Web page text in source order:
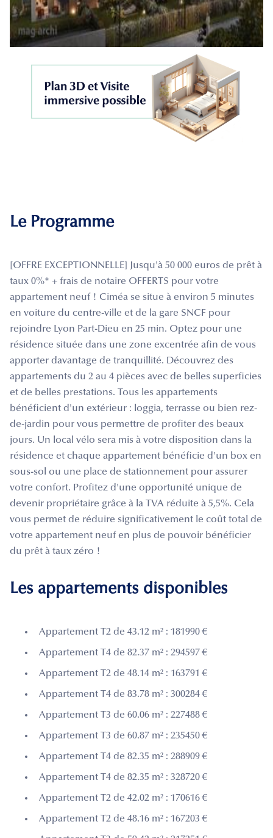
Le Programme
[OFFRE EXCEPTIONNELLE] Jusqu'à 50 000 euros de prêt à
taux 0%* + frais de notaire OFFERTS pour votre
appartement neuf ! Ciméa se situe à environ 5 minutes
en voiture du centre-ville et de la gare SNCF pour
rejoindre Lyon Part-Dieu en 25 min. Optez pour une
résidence située dans une zone excentrée afin de vous
apporter davantage de tranquillité. Découvrez des
appartements du 2 au 4 pièces avec de belles superficies
et de belles prestations. Tous les appartements
bénéficient d'un extérieur : loggia, terrasse ou bien rez-
de-jardin pour vous permettre de profiter des beaux
jours. Un local vélo sera mis à votre disposition dans la
résidence et chaque appartement bénéficie d'un box en
sous-sol ou une place de stationnement pour assurer
votre confort. Profitez d'une opportunité unique de
devenir propriétaire grâce à la TVA réduite à 5,5%. Cela
vous permet de réduire significativement le coût total de
votre appartement neuf en plus de pouvoir bénéficier
du prêt à taux zéro !
Les appartements disponibles
Appartement T2 de 43.12 m² : 181990 €
Appartement T4 de 82.37 m² : 294597 €
Appartement T2 de 48.14 m² : 163791 €
Appartement T4 de 83.78 m² : 300284 €
Appartement T3 de 60.06 m² : 227488 €
Appartement T3 de 60.87 m² : 235450 €
Appartement T4 de 82.35 m² : 288909 €
Appartement T4 de 82.35 m² : 328720 €
Appartement T2 de 42.02 m² : 170616 €
Appartement T2 de 48.16 m² : 167203 €